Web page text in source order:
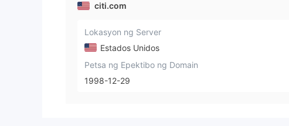
citi.com
Lokasyon ng Server
Estados Unidos
Petsa ng Epektibo ng Domain
1998-12-29